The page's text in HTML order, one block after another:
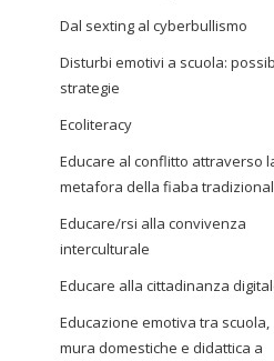
Dal sexting al cyberbullismo
Disturbi emotivi a scuola:
strategie
Ecoliteracy
Educare al conflitto attraverso
metafora della fiaba
Educare/rsi alla convivenza
interculturale
Educare alla cittadinanza
Educazione emotiva tra scuola,
mura domestiche e didattica a